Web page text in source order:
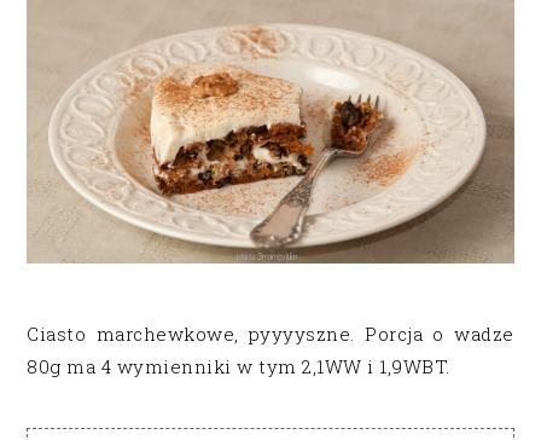
Ciasto marchewkowe, pyyyyszne. Porcja o wadze
80g ma 4 wymienniki w tym 2,1WW i 1,9WBT.